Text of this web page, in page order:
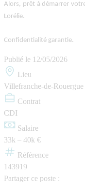
Alors, prêt à démarrer
Lorélie.
Confidentialité garantie.
Publié le 12/05/2026
Lieu
Villefranche-de-
Contrat
CDI
Salaire
33k – 40k €
Référence
143919
Partager ce poste :